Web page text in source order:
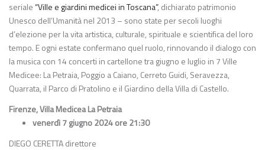
seriale“Ville e giardini medicei in Toscana”, dichiarato patrimonio
Unesco dell’Umanità nel 2013 – sono state per secoli luoghi
d’elezione per la vita artistica, culturale, spirituale e scientifica del loro
tempo. E ogni estate confermano quel ruolo, rinnovando il dialogo con
la musica con 14 concerti in cartellone tra giugno e luglio in 7 Ville
Medicee: La Petraia, Poggio a Caiano, Cerreto Guidi, Seravezza,
Quarrata, il Parco di Pratolino e il Giardino della Villa di Castello.
Firenze, Villa Medicea La Petraia
venerdì 7 giugno 2024 ore 21:30
DIEGO CERETTAdirettore